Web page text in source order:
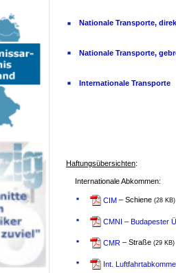
Nationale Transporte,
Nationale Transporte,
Internationale Transporte
Haftungsübersichten:
Internationale Abkommen:
CIM – Schiene (28 KB)
CMNI – Budapester
CMR – Straße (29 KB)
Int.